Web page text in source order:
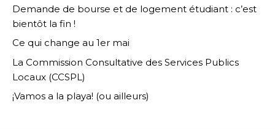
Demande de bourse et de logement étudiant : c’est
bientôt la fin !
Ce qui change au 1er mai
La Commission Consultative des Services Publics
Locaux (CCSPL)
¡Vamos a la playa! (ou ailleurs)